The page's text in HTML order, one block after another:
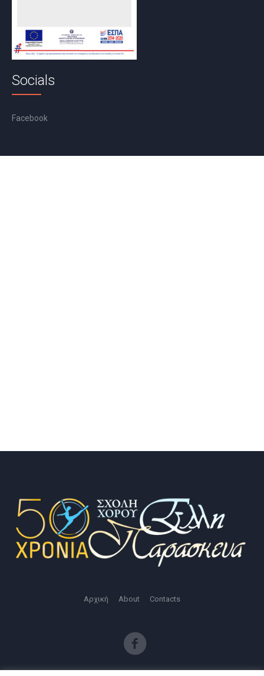
Socials
Facebook
Αρχική About Contacts